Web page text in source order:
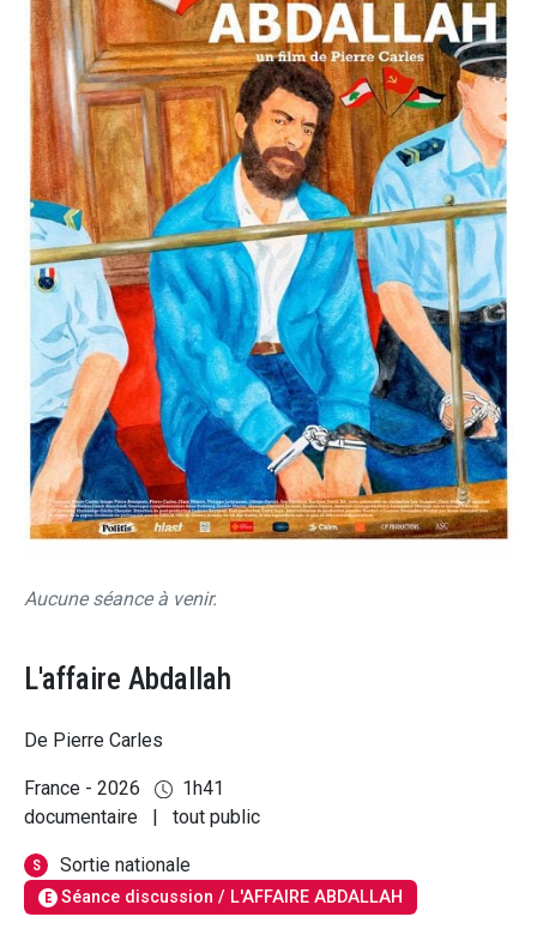
Aucune séance à venir.
L'affaire Abdallah
De Pierre Carles
France - 2026
1h41
documentaire
| tout public
S Sortie nationale
E Séance discussion / L'AFFAIRE ABDALLAH